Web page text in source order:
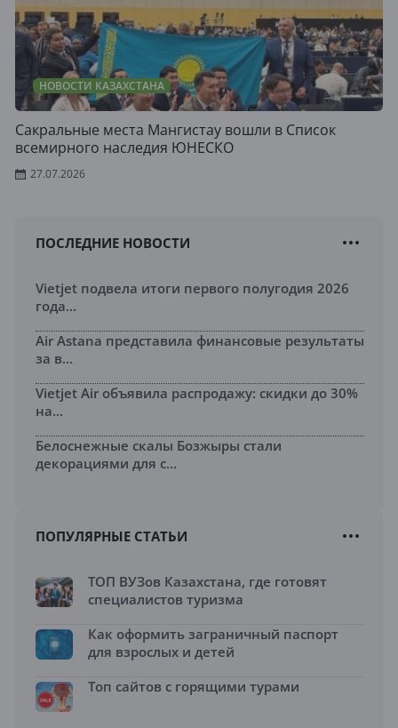
НОВОСТИ КАЗАХСТАНА
Сакральные места Мангистау вошли в Список
всемирного наследия ЮНЕСКО
27.07.2026
ПОСЛЕДНИЕ НОВОСТИ
Vietjet подвела итоги первого полугодия 2026
года...
Air Astana представила финансовые результаты
за в...
Vietjet Air объявила распродажу: скидки до 30%
на...
Белоснежные скалы Бозжыры стали
декорациями для с...
ПОПУЛЯРНЫЕ СТАТЬИ
ТОП ВУЗов Казахстана, где готовят
специалистов туризма
Как оформить заграничный паспорт
для взрослых и детей
Топ сайтов с горящими турами